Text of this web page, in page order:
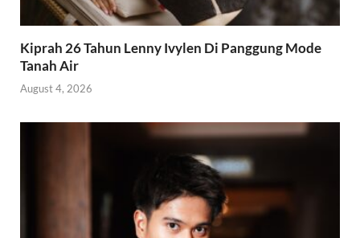
Kiprah 26 Tahun Lenny Ivylen Di Panggung Mode
Tanah Air
August 4, 2026